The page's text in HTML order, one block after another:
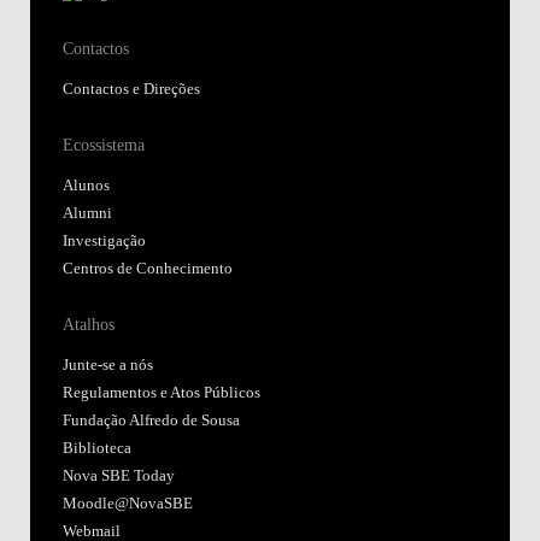
Contactos
Contactos e Direções
Ecossistema
Alunos
Alumni
Investigação
Centros de Conhecimento
Atalhos
Junte-se a nós
Regulamentos e Atos Públicos
Fundação Alfredo de Sousa
Biblioteca
Nova SBE Today
Moodle@NovaSBE
Webmail